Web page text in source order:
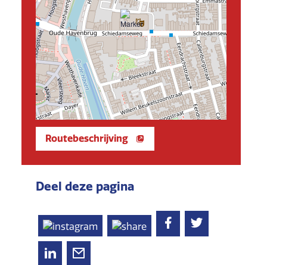
Routebeschrijving
Deel deze pagina